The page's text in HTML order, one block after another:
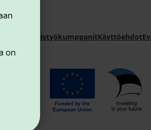
on
YhteistyökumppanitKäyttöehdot